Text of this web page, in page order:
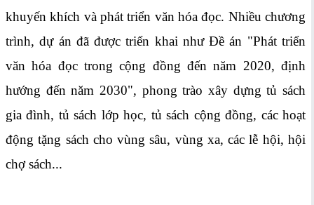
khuyến khích và phát triển văn hóa đọc. Nhiều chương
trình, dự án đã được triển khai như Đề án "Phát triển
văn hóa đọc trong cộng đồng đến năm 2020, định
hướng đến năm 2030", phong trào xây dựng tủ sách
gia đình, tủ sách lớp học, tủ sách cộng đồng, các hoạt
động tặng sách cho vùng sâu, vùng xa, các lễ hội, hội
chợ sách...